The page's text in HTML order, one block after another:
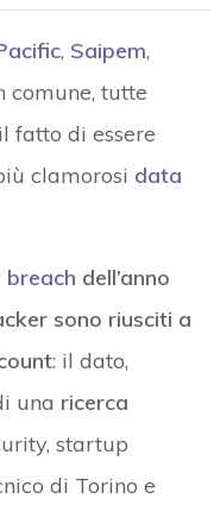
, Saipem,
comune, tutte
fatto di essere
clamorosi data
dell’anno
sono riusciti a
: il dato,
una ricerca
startup
di Torino e